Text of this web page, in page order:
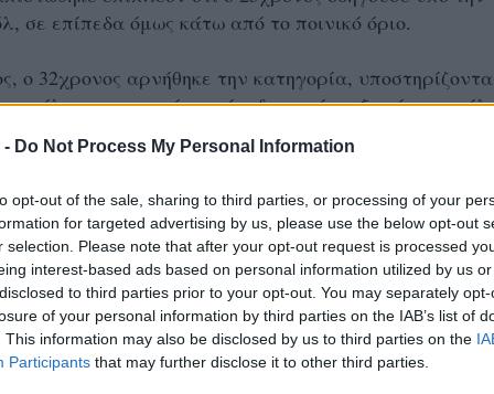
- Do Not Process My Personal Information
opt-out of the sale, sharing to third parties, or processing of your
for targeted advertising by us, please use the below opt-out
selection. Please note that after your opt-out request is processed
interest-based ads based on personal information utilized by us
to third parties prior to your opt-out. You may separately
of your personal information by third parties on the IAB’s list of
This information may also be disclosed by us to third parties on the
Participants that may further disclose it to other third parties.
σε επίπεδα όμως κάτω από το ποινικό όριο.
ο 32χρονος αρνήθηκε την κατηγορία,
φίλη του στο σπίτι κι ότι δεν ανέπτυξε τόσο
την πλευρά του, ο 25χρονος δεν εμφανίστηκε στο
εκπροσωπήθηκε από πληρεξούσιο δικηγόρο. Η
ισχυρίστηκε ότι το όχημα από τεχνικής άποψης δεν
τα 200 χλμ/ώρα κι ότι ο κατηγορούμενος
έπειτα από εργασίες που είχε πραγματοποιήσει σε
ως μάρτυρας, αστυνομικός ανέφερε ότι εκείνη την
οχήματα στο οδόστρωμα. Όπως είπε, τα δύο